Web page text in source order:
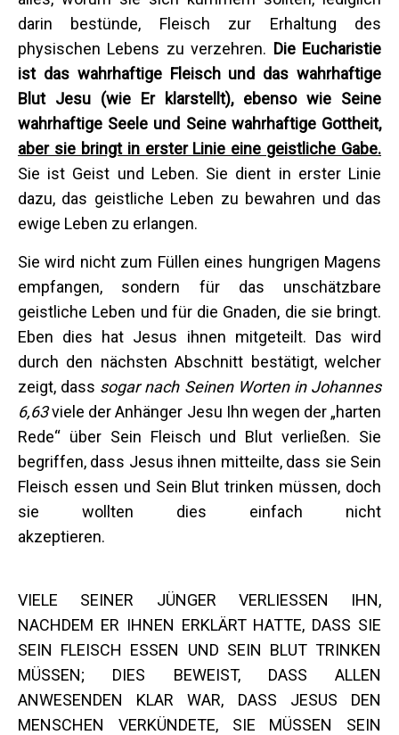
darin bestünde, Fleisch zur Erhaltung des
physischen Lebens zu verzehren. Die Eucharistie
ist das wahrhaftige Fleisch und das wahrhaftige
Blut Jesu (wie Er klarstellt), ebenso wie Seine
wahrhaftige Seele und Seine wahrhaftige Gottheit,
aber sie bringt in erster Linie eine geistliche Gabe.
Sie ist Geist und Leben. Sie dient in erster Linie
dazu, das geistliche Leben zu bewahren und das
ewige Leben zu erlangen.
Sie wird nicht zum Füllen eines hungrigen Magens
empfangen, sondern für das unschätzbare
geistliche Leben und für die Gnaden, die sie bringt.
Eben dies hat Jesus ihnen mitgeteilt. Das wird
durch den nächsten Abschnitt bestätigt, welcher
zeigt, dass sogar nach Seinen Worten in Johannes
6,63viele der Anhänger Jesu Ihn wegen der „harten
Rede“ über Sein Fleisch und Blut verließen. Sie
begriffen, dass Jesus ihnen mitteilte, dass sie Sein
Fleisch essen und Sein Blut trinken müssen, doch
sie wollten dies einfach nicht
VIELE SEINER JÜNGER VERLIESSEN IHN,
NACHDEM ER IHNEN ERKLÄRT HATTE, DASS SIE
SEIN FLEISCH ESSEN UND SEIN BLUT TRINKEN
MÜSSEN; DIES BEWEIST, DASS ALLEN
ANWESENDEN KLAR WAR, DASS JESUS DEN
MENSCHEN VERKÜNDETE, SIE MÜSSEN SEIN